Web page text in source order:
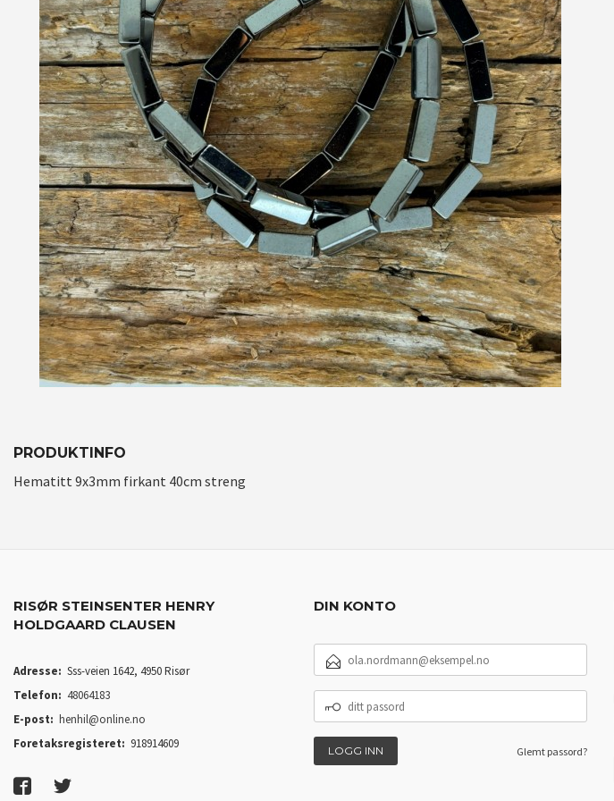
PRODUKTINFO
Hematitt 9x3mm firkant 40cm streng
RISØR STEINSENTER HENRY
HOLDGAARD CLAUSEN
Adresse: Sss-veien 1642, 4950 Risør
Telefon: 48064183
E-post: henhil@online.no
Foretaksregisteret: 918914609
DIN KONTO
POSTADRESSE
PASSORD
Glemt passord?